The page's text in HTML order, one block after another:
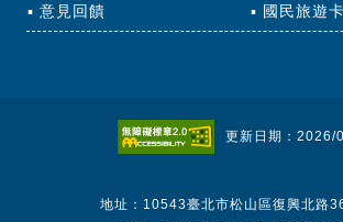
意見回饋 國民旅遊
更新日期：2026/
地址：10543臺北市松山區復興北路